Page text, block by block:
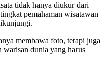
tidak hanya diukur dari
pemahaman wisatawan
membawa foto, tetapi juga
warisan dunia yang harus